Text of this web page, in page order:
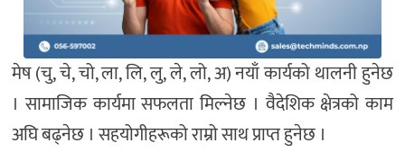
मेष (चु, चे, चो, ला, लि, लु, ले, लो, अ) नयाँ कार्यको थालनी हुनेछ
। सामाजिक कार्यमा सफलता मिल्नेछ । वैदेशिक क्षेत्रको काम
अघि बढ्नेछ । सहयोगीहरूको राम्रो साथ प्राप्त हुनेछ ।